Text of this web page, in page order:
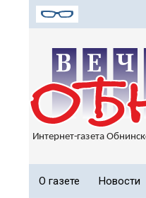
О газете Новости